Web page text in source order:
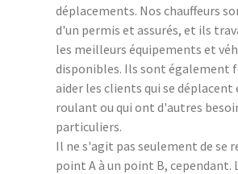
déplacements. Nos chauffeurs
d'un permis et assurés, et ils
les meilleurs équipements et
disponibles. Ils sont également
aider les clients qui se
roulant ou qui ont d'autres
particuliers.
Il ne s'agit pas seulement de se
point A à un point B, cependant.